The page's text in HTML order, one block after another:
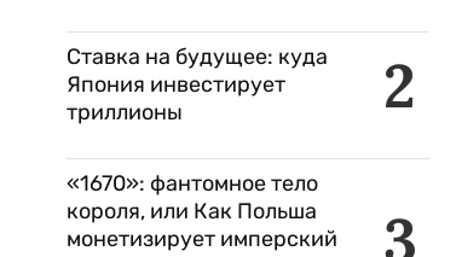
2
Ставка на будущее: куда
Япония инвестирует
триллионы
3
«1670»: фантомное тело
короля, или Как Польша
монетизирует имперский